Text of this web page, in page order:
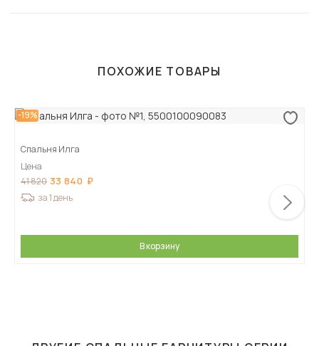
ПОХОЖИЕ ТОВАРЫ
-19%
Спальня Илга
Цена
41 820 33 840
за 1 день
В корзину